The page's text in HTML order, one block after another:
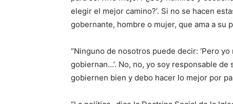
elegir el mejor camino?’. Si no se hacen
gobernante, hombre o mujer, que ama a su
“Ninguno de noso­tros puede decir: ‘Pero
gobiernan…’. No, no, yo soy responsable
gobiernen bien y debo hacer lo mejor por